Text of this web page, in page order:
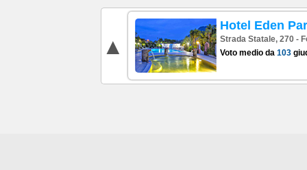
Hotel Eden
Strada Statale, 270 -
Voto medio da 103